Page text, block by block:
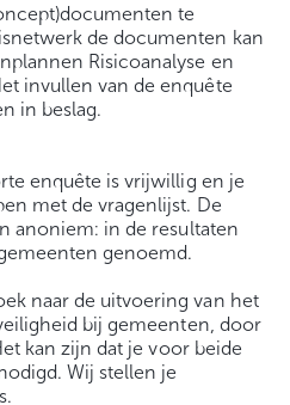
te
de documenten kan
Risicoanalyse en
invullen van de enquête
in beslag.
enquête is vrijwillig en je
met de vragenlijst. De
anoniem: in de resultaten
genoemd.
naar de uitvoering van het
bij gemeenten, door
kan zijn dat je voor beide
Wij stellen je